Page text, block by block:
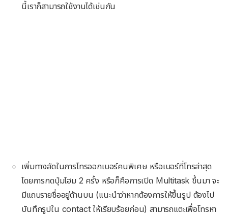
นี้เราก็สามารถใช้งานได้เช่นกัน
เพิ่มทางลัดในการโทรออกเบอร์คนพิเศษ หรือเบอร์ที่โทรล่าสุด
โดยการกดปุ่มโฮม 2 ครั้ง หรือก็คือการเปิด Multitask ขึ้นมา จะ
มีแถบรายชื่ออยู่ด้านบน (แนะนำว่าหากต้องการให้ขึ้นรูป ต้องไป
บันทึกรูปใน contact ให้เรียบร้อยก่อน) สามารถแตะเพื่อโทรหา